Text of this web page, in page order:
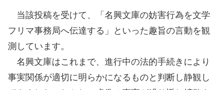
当該投稿を受けて、「名興文庫の妨害行為を文学
フリマ事務局へ伝達する」といった趣旨の言動を観
測しています。
名興文庫はこれまで、進行中の法的手続きにより
事実関係が適切に明らかになるものと判断し静観し